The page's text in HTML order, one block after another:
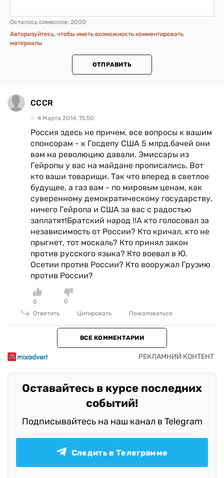
Осталось символов: 2000
Авторизуйтесь, чтобы иметь возможность комментировать
материалы
ОТПРАВИТЬ
CCCR
4 Марта 2014, 15:50
Россия здесь не причем, все вопросы к вашим
спонсорам - к Госдепу США 5 млрд.бачей они
вам на революцию давали. Эмиссары из
Гейропы у вас на майдане прописались. Вот
кто ваши товарищи. Так что вперед в светлое
будущее, а газ вам - по мировым ценам, как
суверенному демократическому государству,
ничего Гейропа и США за вас с радостью
заплатят!Братский народ !!А кто голосовал за
независимость от России? Кто кричал, кто не
прыгнет, тот москаль? Кто принял закон
против русского языка? Кто воевал в Ю.
Осетии против России? Кто вооружал Грузию
против России?
0
0
Ответить
Цитировать Пожаловаться
ВСЕ КОММЕНТАРИИ
Оставайтесь в курсе последних
событий!
Подписывайтесь на наш канал в Telegram
Следить в Телеграмме